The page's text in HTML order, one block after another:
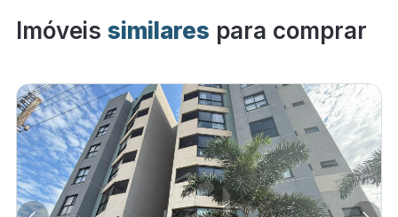
Imóveis similares para comprar